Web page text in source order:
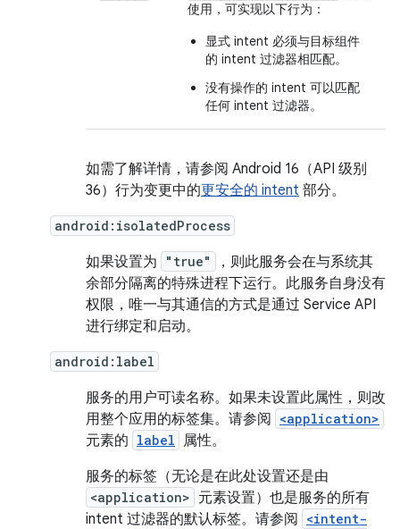
使用，可实现以下行为：
显式 intent 必须与目标组件
的 intent 过滤器相匹配。
没有操作的 intent 可以匹配
任何 intent 过滤器。
如需了解详情，请参阅 Android 16（API 级别
36）行为变更中的更安全的 intent 部分。
android:isolatedProcess
如果设置为 "true"
，则此服务会在与系统其
余部分隔离的特殊进程下运行。此服务自身没有
权限，唯一与其通信的方式是通过 Service API
进行绑定和启动。
android:label
服务的用户可读名称。如果未设置此属性，则改
用整个应用的标签集。请参阅
<application>
元素的 label 属性。
服务的标签（无论是在此处设置还是由
<application> 元素设置）也是服务的所有
intent 过滤器的默认标签。请参阅
<intent-